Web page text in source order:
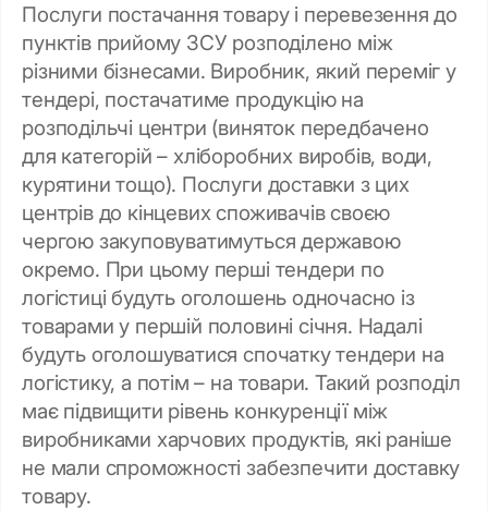
Послуги постачання товару і перевезення до
пунктів прийому ЗСУ розподілено між
різними бізнесами. Виробник, який переміг у
тендері, постачатиме продукцію на
розподільчі центри (виняток передбачено
для категорій – хліборобних виробів, води,
курятини тощо). Послуги доставки з цих
центрів до кінцевих споживачів своєю
чергою закуповуватимуться державою
окремо. При цьому перші тендери по
логістиці будуть оголошень одночасно із
товарами у першій половині січня. Надалі
будуть оголошуватися спочатку тендери на
логістику, а потім – на товари. Такий розподіл
має підвищити рівень конкуренції між
виробниками харчових продуктів, які раніше
не мали спроможності забезпечити доставку
товару.